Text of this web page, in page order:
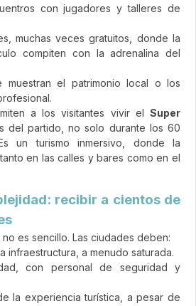
con jugadores y talleres de
muchas veces gratuitos, donde la
compiten con la adrenalina del
muestran el patrimonio local o los
a los visitantes vivir el Super
del partido, no solo durante los 60
un turismo inmersivo, donde la
en las calles y bares como en el
recibir a cientos de
no es sencillo. Las ciudades deben:
infraestructura, a menudo saturada.
con personal de seguridad y
la experiencia turística, a pesar de